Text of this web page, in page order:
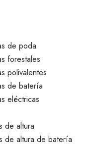
de poda
forestales
polivalentes
de batería
eléctricas
de altura
de altura de batería